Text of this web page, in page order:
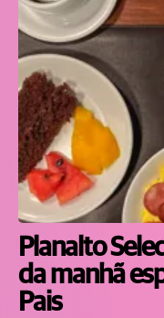
Planalto
da manhã
Pais